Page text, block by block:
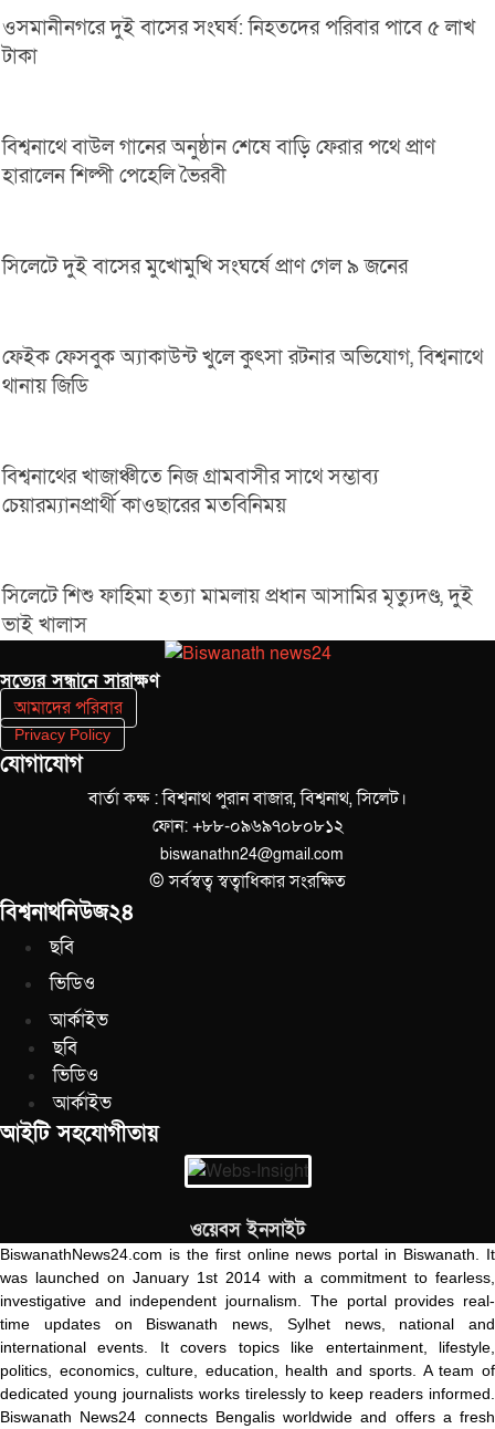
ওসমানীনগরে দুই বাসের সংঘর্ষ: নিহতদের পরিবার পাবে ৫ লাখ
টাকা
বিশ্বনাথে বাউল গানের অনুষ্ঠান শেষে বাড়ি ফেরার পথে প্রাণ
হারালেন শিল্পী পেহেলি ভৈরবী
সিলেটে দুই বাসের মুখোমুখি সংঘর্ষে প্রাণ গেল ৯ জনের
ফেইক ফেসবুক অ্যাকাউন্ট খুলে কুৎসা রটনার অভিযোগ, বিশ্বনাথে
থানায় জিডি
বিশ্বনাথের খাজাঞ্চীতে নিজ গ্রামবাসীর সাথে সম্ভাব্য
চেয়ারম্যানপ্রার্থী কাওছারের মতবিনিময়
সিলেটে শিশু ফাহিমা হত্যা মামলায় প্রধান আসামির মৃত্যুদণ্ড, দুই
ভাই খালাস
সত‌্যের সন্ধানে সারাক্ষণ
আমাদের পরিবার
Privacy Policy
যোগাযোগ
বার্তা কক্ষ : বিশ্বনাথ পুরান বাজার, বিশ্বনাথ, সিলেট।
ফোন: +৮৮-০৯৬৯৭০৮০৮১২
biswanathn24@gmail.com
© সর্বস্বত্ব স্বত্বাধিকার সংরক্ষিত
বিশ্বনাথনিউজ২৪
ছবি
ভিডিও
আর্কাইভ
ছবি
ভিডিও
আর্কাইভ
আইটি সহযোগীতায়
ওয়েবস ইনসাইট
BiswanathNews24.com is the first online news portal in Biswanath. It
was launched on January 1st 2014 with a commitment to fearless,
investigative and independent journalism. The portal provides real-
time updates on Biswanath news, Sylhet news, national and
international events. It covers topics like entertainment, lifestyle,
politics, economics, culture, education, health and sports. A team of
dedicated young journalists works tirelessly to keep readers informed.
Biswanath News24 connects Bengalis worldwide and offers a fresh